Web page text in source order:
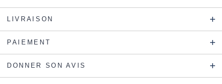
LIVRAISON
PAIEMENT
DONNER SON AVIS